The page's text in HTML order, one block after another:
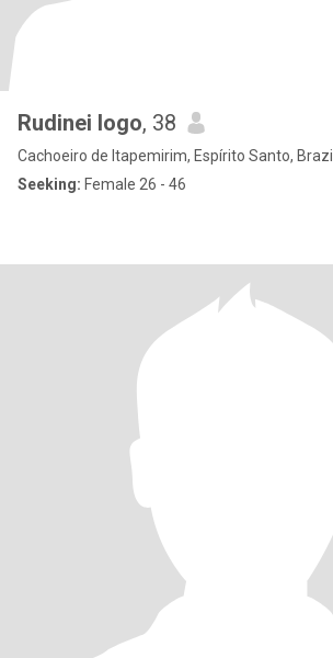
Rudinei logo, 38
Cachoeiro de Itapemirim, Espírito Santo, Brazil
Seeking: Female 26 - 46